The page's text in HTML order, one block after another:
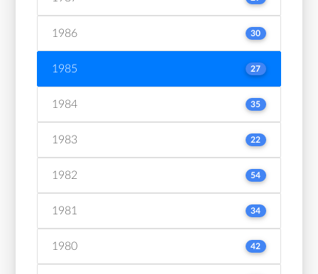
1986 30
1985 27
1984 35
1983 22
1982 54
1981 34
1980 42